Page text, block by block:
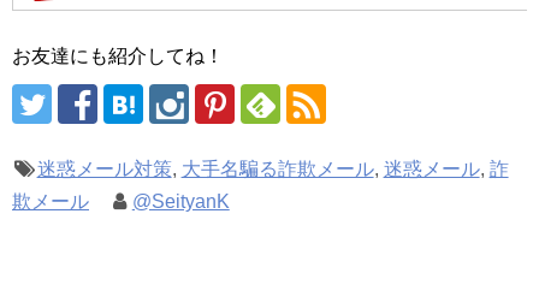
お友達にも紹介してね！
迷惑メール対策, 大手名騙る詐欺メール, 迷惑メール, 詐
欺メール
@SeityanK